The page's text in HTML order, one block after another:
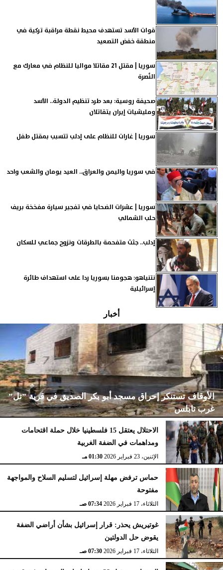
قوات الأسد تستهدف محيط نقطة مراقبة تركية في
منطقة خفض التصعيد
سوريا | مقتل 21 مقاتلا مواليا للنظام في معارك مع
النُصرة
صحيفة روسية: بعد طرد تنظيم الدولة.. الأسد
ومليشيات إيران يتقاتلان
سوريا | غارات للنظام على إدلب تتسبب بمقتل طفل
في سوريا واليمن والعراق.. العيد يومان والشعب واحد
سوريا | عشرات الضحايا في تفجير سيارة مفخخة بريف
حلب الشمالي
إدلب.. جثث متفحمة بالطرقات ونزوح جماعي للسكان
نتنياهو: هجومنا بسوريا ردا على استهداف طائرة
إسرائيلية
أخبار
الأوقاف تستنكر إحراق مسجد أبو بكر الصديق في قرية ”تل”
غرب نابلس
الإثنين، 23 فبراير 2026 02:15 مـ
الاحتلال يعتقل 15 فلسطينيا خلال حملة اقتحامات
ومداهمات في الضفة الغربية
الإثنين، 23 فبراير 2026 01:30 مـ
حماس ترفض مهلة إسرائيل لتسليم السلاح والمواجهة
مفتوحة
الثلاثاء، 17 فبراير 2026 07:34 صـ
غوتيريش يحذر: قرار إسرائيل بشأن أراضي الضفة
يقوض حل الدولتين
الثلاثاء، 17 فبراير 2026 07:30 صـ